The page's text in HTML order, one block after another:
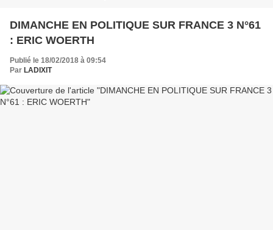
DIMANCHE EN POLITIQUE SUR FRANCE 3 N°61
: ERIC WOERTH
Publié le 18/02/2018 à 09:54
Par LADIXIT